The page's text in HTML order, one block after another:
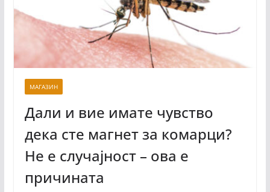
МАГАЗИН
Дали и вие имате чувство
дека сте магнет за комарци?
Не е случајност – ова е
причината